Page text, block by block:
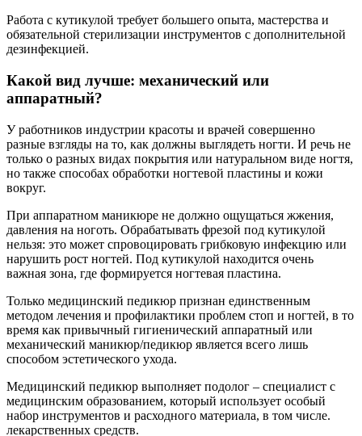
Работа с кутикулой требует большего опыта, мастерства и
обязательной стерилизации инструментов с дополнительной
дезинфекцией.
Какой вид лучше: механический или
аппаратный?
У работников индустрии красоты и врачей совершенно
разные взгляды на то, как должны выглядеть ногти. И речь не
только о разных видах покрытия или натуральном виде ногтя,
но также способах обработки ногтевой пластины и кожи
вокруг.
При аппаратном маникюре не должно ощущаться жжения,
давления на ноготь. Обрабатывать фрезой под кутикулой
нельзя: это может спровоцировать грибковую инфекцию или
нарушить рост ногтей. Под кутикулой находится очень
важная зона, где формируется ногтевая пластина.
Только медицинский педикюр признан единственным
методом лечения и профилактики проблем стоп и ногтей, в то
время как привычный гигиенический аппаратный или
механический маникюр/педикюр является всего лишь
способом эстетического ухода.
Медицинский педикюр выполняет подолог – специалист с
медицинским образованием, который использует особый
набор инструментов и расходного материала, в том числе.
лекарственных средств.